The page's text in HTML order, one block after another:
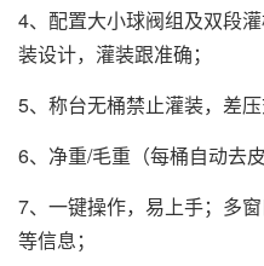
4、配置大小球阀组及双段
装设计，灌装跟准确；
5、称台无桶禁止灌装，差压
6、净重/毛重（每桶自动去
7、一键操作，易上手；多
等信息；